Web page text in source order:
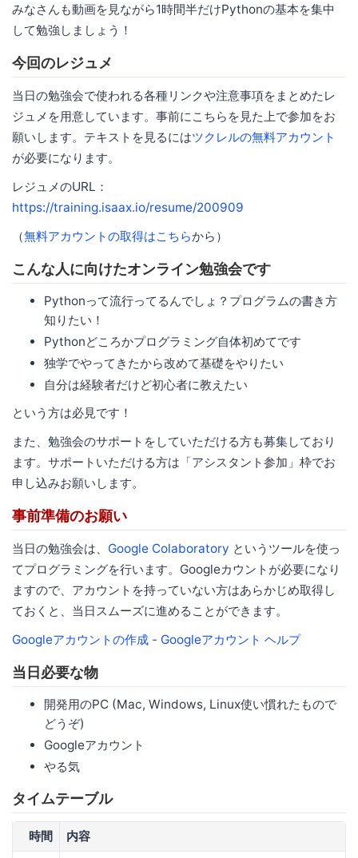
みなさんも動画を見ながら1時間半だけPythonの基本を集中
して勉強しましょう！
今回のレジュメ
当日の勉強会で使われる各種リンクや注意事項をまとめたレ
ジュメを用意しています。事前にこちらを見た上で参加をお
願いします。テキストを見るにはツクレルの無料アカウント
が必要になります。
レジュメのURL：
https://training.isaax.io/resume/200909
（無料アカウントの取得はこちらから）
こんな人に向けたオンライン勉強会です
Pythonって流行ってるんでしょ？プログラムの書き方
知りたい！
Pythonどころかプログラミング自体初めてです
独学でやってきたから改めて基礎をやりたい
自分は経験者だけど初心者に教えたい
という方は必見です！
また、勉強会のサポートをしていただける方も募集しており
ます。サポートいただける方は「アシスタント参加」枠でお
申し込みお願いします。
事前準備のお願い
当日の勉強会は、 Google Colaboratory というツールを使っ
てプログラミングを行います。Googleカウントが必要になり
ますので、アカウントを持っていない方はあらかじめ取得し
ておくと、当日スムーズに進めることができます。
Googleアカウントの作成 - Googleアカウント ヘルプ
当日必要な物
開発用のPC (Mac, Windows, Linux使い慣れたもので
どうぞ)
Googleアカウント
やる気
タイムテーブル
時間
内容